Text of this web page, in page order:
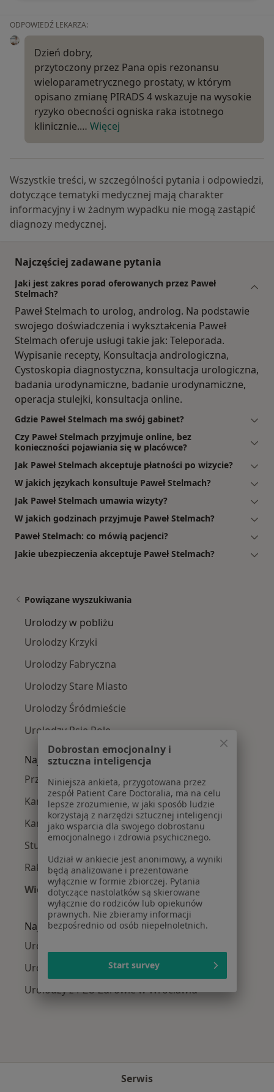
ODPOWIEDŹ LEKARZA:
Dzień dobry,
przytoczony przez Pana opis rezonansu
wieloparametrycznego prostaty, w którym
opisano zmianę PIRADS 4 wskazuje na wysokie
ryzyko obecności ogniska raka istotnego
klinicznie.… Więcej
Wszystkie treści, w szczególności pytania i odpowiedzi,
dotyczące tematyki medycznej mają charakter
informacyjny i w żadnym wypadku nie mogą zastąpić
diagnozy medycznej.
Najczęściej zadawane pytania
Jaki jest zakres porad oferowanych przez Paweł
Stelmach?
Paweł Stelmach to urolog, androlog. Na podstawie
swojego doświadczenia i wykształcenia Paweł
Stelmach oferuje usługi takie jak: Teleporada.
Wypisanie recepty, Konsultacja andrologiczna,
Cystoskopia diagnostyczna, konsultacja urologiczna,
badania urodynamiczne, badanie urodynamiczne,
operacja stulejki, konsultacja online.
Gdzie Paweł Stelmach ma swój gabinet?
Czy Paweł Stelmach przyjmuje online, bez
konieczności pojawiania się w placówce?
Jak Paweł Stelmach akceptuje płatności po wizycie?
W jakich językach konsultuje Paweł Stelmach?
Jak Paweł Stelmach umawia wizyty?
W jakich godzinach przyjmuje Paweł Stelmach?
Paweł Stelmach: co mówią pacjenci?
Jakie ubezpieczenia akceptuje Paweł Stelmach?
Powiązane wyszukiwania
Urolodzy w pobliżu
Urolodzy Krzyki
Urolodzy Fabryczna
Urolodzy Stare Miasto
Urolodzy Śródmieście
Urolodzy Psie Pole
Najczęście leczone choroby
Przerost prostaty w Wrocławiu
Kamica moczowa w Wrocławiu
Kamica nerkowa w Wrocławiu
Stulejka w Wrocławiu
Rak prostaty w Wrocławiu
Więcej (15)
Więcej w kategorii: Najczęście leczone
Najpopularniejsze ubezpieczenia
Urolodzy z Allianz w Wrocławiu
Urolodzy z Compensa w Wrocławiu
Urolodzy z PZU Zdrowie w Wrocławiu
Serwis
Dobrostan emocjonalny i
sztuczna inteligencja
Niniejsza ankieta, przygotowana przez
zespół Patient Care Doctoralia, ma na celu
lepsze zrozumienie, w jaki sposób ludzie
korzystają z narzędzi sztucznej inteligencji
jako wsparcia dla swojego dobrostanu
emocjonalnego i zdrowia psychicznego.
Udział w ankiecie jest anonimowy, a wyniki
będą analizowane i prezentowane
wyłącznie w formie zbiorczej. Pytania
dotyczące nastolatków są skierowane
wyłącznie do rodziców lub opiekunów
prawnych. Nie zbieramy informacji
bezpośrednio od osób niepełnoletnich.
Start survey